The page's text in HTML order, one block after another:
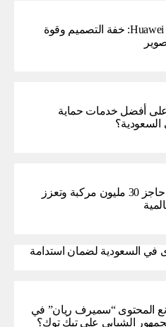
Huawei Pura 90s Pro: خفة التصميم وقوة
أفضل خدمات حماية
السعودية؟
GAC تتجاوز حاجز 30 مليون مركبة وتعزز
في السعودية لضمان استدامة
المحتوى “سميرف ريان” في
الشبابي على تيك توك؟